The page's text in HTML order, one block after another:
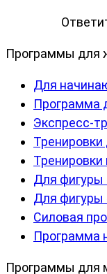
Программы для
Для
Программа
Экспресс-
Тренировки
Тренировки
Для фигуры
Для фигуры
Силовая
Программа
Программы для